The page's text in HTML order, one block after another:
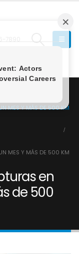
MES Y MÁS DE 500 KM
MES Y MÁS DE 500 KM
en
de 500